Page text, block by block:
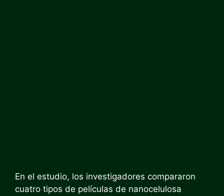
En el estudio, los investigadores compararon
cuatro tipos de películas de nanocelulosa